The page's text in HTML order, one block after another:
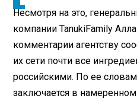
Несмотря на это,
компании TanukiFamily
комментарии агентству
их сети почти все
российскими. По ее
заключается в